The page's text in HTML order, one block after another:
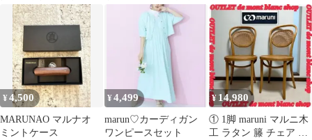
ファ 猫脚
イト 5Lサイズ新品タグ
¥4,500
MARUNAO マルナオ
ミントケース
¥4,499
marun♡カーディガン
ワンピースセット
¥ 14,980
① 1脚 maruni マルニ木
工 ラタン 籐 チェア 椅